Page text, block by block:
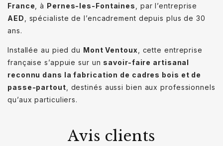
France , à Pernes-les-Fontaines
, par l’entreprise
AED
, spécialiste de l’encadrement depuis plus de 30
ans.
Installée au pied du Mont Ventoux
, cette entreprise
française s’appuie sur un savoir-faire artisanal
reconnu dans la fabrication de cadres bois et de
passe-partout , destinés aussi bien aux professionnels
qu’aux particuliers.
Avis clients